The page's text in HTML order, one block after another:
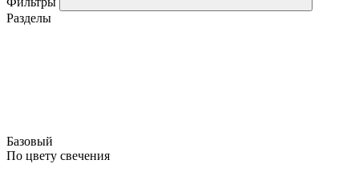
Разделы
Базовый
По цвету свечения